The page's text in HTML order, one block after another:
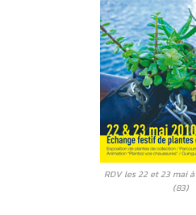
RDV les 22 et 23 mai
(83)